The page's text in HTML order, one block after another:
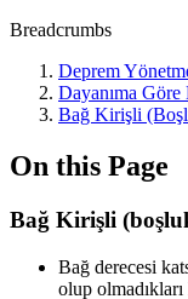
Breadcrumbs
Deprem
Dayanıma Göre
Bağ Kirişli
On this Page
Bağ Kirişli
Bağ derecesi
olup olmadıkları